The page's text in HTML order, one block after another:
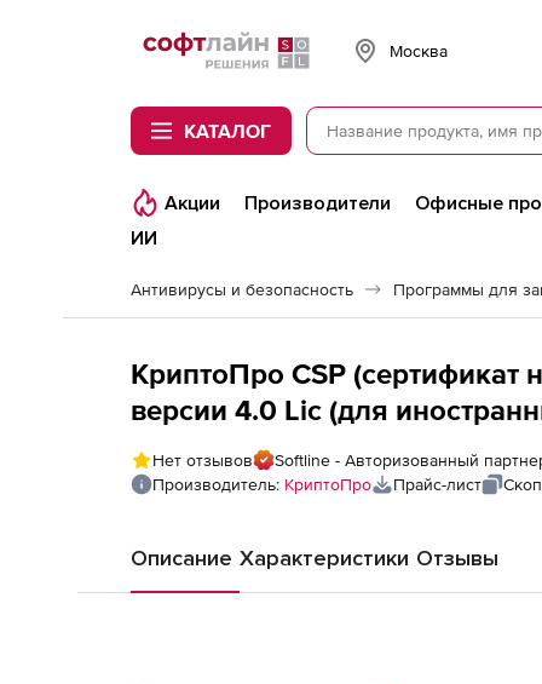
Softline
Москва
КАТАЛОГ
Акции Производители Офисные
ИИ
Антивирусы и безопасность Программы для
КриптоПро CSP (сертификат
версии 4.0 Lic (для
рабочем месте или сервере
Нет отзывов
Softline - Авторизованный
Производитель: КриптоПро Прайс-лист
Описание Характеристики Отзывы